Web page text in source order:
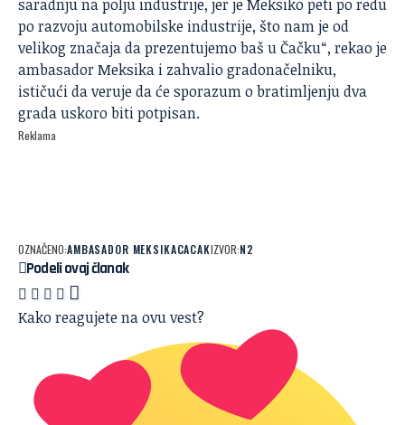
saradnju na polju industrije, jer je Meksiko peti po redu
po razvoju automobilske industrije, što nam je od
velikog značaja da prezentujemo baš u Čačku“, rekao je
ambasador Meksika i zahvalio gradonačelniku,
ističući da veruje da će sporazum o bratimljenju dva
grada uskoro biti potpisan.
Reklama
OZNAČENO:AMBASADOR MEKSIKACACAKIZVOR:N2
Podeli ovaj članak
Kako reagujete na ovu vest?